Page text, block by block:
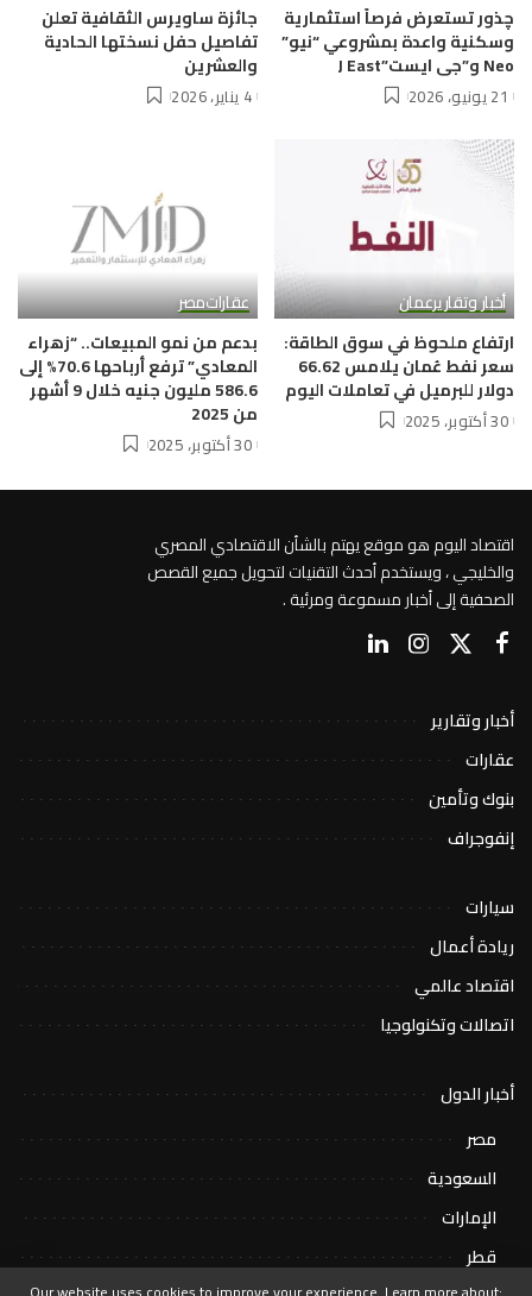
چذور تستعرض فرصاً استثمارية
وسكنية واعدة بمشروعي “نيو”
Neo و”جى ايست”J East
21 يونيو، 2026
جائزة ساويرس الثقافية تعلن
تفاصيل حفل نسختها الحادية
والعشرين
4 يناير، 2026
أخبار وتقاريرعمان
ارتفاع ملحوظ في سوق الطاقة:
سعر نفط عُمان يلامس 66.62
دولار للبرميل في تعاملات اليوم
30 أكتوبر، 2025
عقاراتمصر
بدعم من نمو المبيعات.. “زهراء
المعادي” ترفع أرباحها 70.6% إلى
586.6 مليون جنيه خلال 9 أشهر
من 2025
30 أكتوبر، 2025
اقتصاد اليوم هو موقع يهتم بالشأن الاقتصادي المصري
والخليجي ، ويستخدم أحدث التقنيات لتحويل جميع القصص
الصحفية إلى أخبار مسموعة ومرئية .
أخبار وتقارير
عقارات
بنوك وتأمين
إنفوجراف
سيارات
ريادة أعمال
اقتصاد عالمي
اتصالات وتكنولوجيا
أخبار الدول
مصر
السعودية
الإمارات
قطر